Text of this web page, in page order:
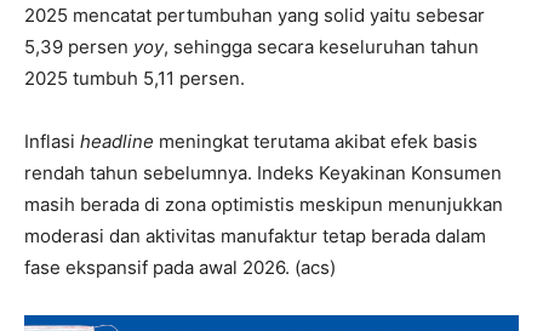
2025 mencatat pertumbuhan yang solid yaitu sebesar
5,39 persen yoy, sehingga secara keseluruhan tahun
2025 tumbuh 5,11 persen.
Inflasi headline meningkat terutama akibat efek basis
rendah tahun sebelumnya. Indeks Keyakinan Konsumen
masih berada di zona optimistis meskipun menunjukkan
moderasi dan aktivitas manufaktur tetap berada dalam
fase ekspansif pada awal 2026. (acs)